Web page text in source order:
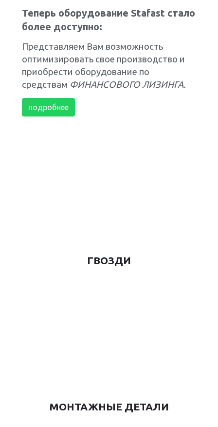
Теперь оборудование Stafast стало
более доступно:
Представляем Вам возможность
оптимизировать свое производство и
приобрести оборудование по
средствам ФИНАНСОВОГО ЛИЗИНГА.
подробнее
ГВОЗДИ
МОНТАЖНЫЕ ДЕТАЛИ